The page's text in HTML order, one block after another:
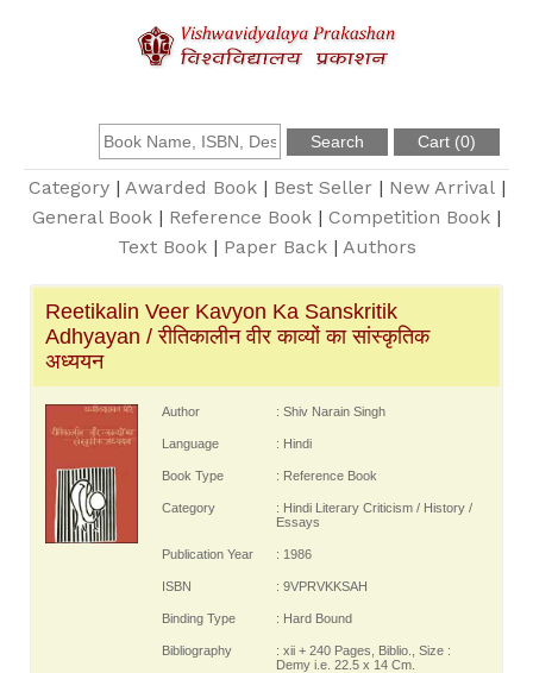
Founder
Catalogue
Query
Contact Us
Login
Category| Awarded Book| Best Seller| New Arrival|
General Book | Reference Book | Competition Book |
Text Book| Paper Back| Authors
Reetikalin Veer Kavyon Ka Sanskritik
Adhyayan / रीतिकालीन वीर काव्यों का सांस्कृतिक
अध्ययन
Author : Shiv Narain Singh
Language : Hindi
Book Type : Reference Book
Category
: Hindi Literary Criticism / History /
Essays
Publication Year : 1986
ISBN : 9VPRVKKSAH
Binding Type : Hard Bound
Bibliography
: xii + 240 Pages, Biblio., Size :
Demy i.e. 22.5 x 14 Cm.